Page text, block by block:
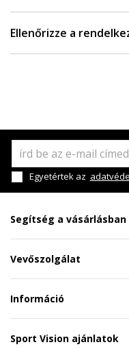
Ellenőrizze a
Egyetértek az
Segítség a vásárlásban
Vevőszolgálat
Információ
Sport Vision ajánlatok